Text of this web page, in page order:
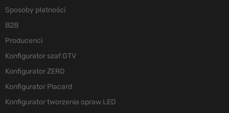
Sposoby płatności
B2B
Producenci
Konfigurator szaf GTV
Konfigurator ZERO
Konfigurator Placard
Konfigurator tworzenia opraw LED